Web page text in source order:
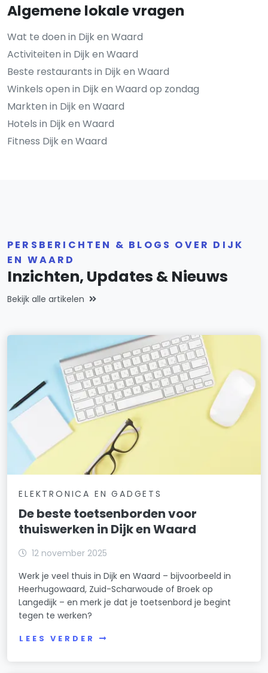
Algemene lokale vragen
Wat te doen in Dijk en Waard
Activiteiten in Dijk en Waard
Beste restaurants in Dijk en Waard
Winkels open in Dijk en Waard op zondag
Markten in Dijk en Waard
Hotels in Dijk en Waard
Fitness Dijk en Waard
PERSBERICHTEN & BLOGS OVER DIJK
EN WAARD
Inzichten, Updates & Nieuws
Bekijk alle artikelen
ELEKTRONICA EN GADGETS
De beste toetsenborden voor
thuiswerken in Dijk en Waard
12 november 2025
Werk je veel thuis in Dijk en Waard – bijvoorbeeld in
Heerhugowaard, Zuid-Scharwoude of Broek op
Langedijk – en merk je dat je toetsenbord je begint
tegen te werken?
LEES VERDER